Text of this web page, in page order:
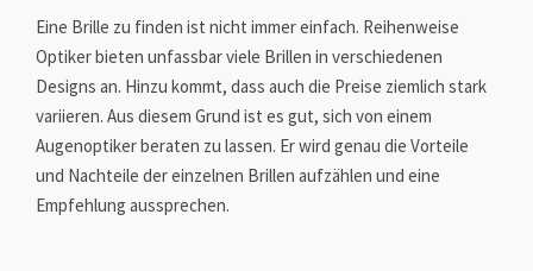
Eine Brille zu finden ist nicht immer einfach. Reihenweise
Optiker bieten unfassbar viele Brillen in verschiedenen
Designs an. Hinzu kommt, dass auch die Preise ziemlich stark
variieren. Aus diesem Grund ist es gut, sich von einem
Augenoptiker beraten zu lassen. Er wird genau die Vorteile
und Nachteile der einzelnen Brillen aufzählen und eine
Empfehlung aussprechen.